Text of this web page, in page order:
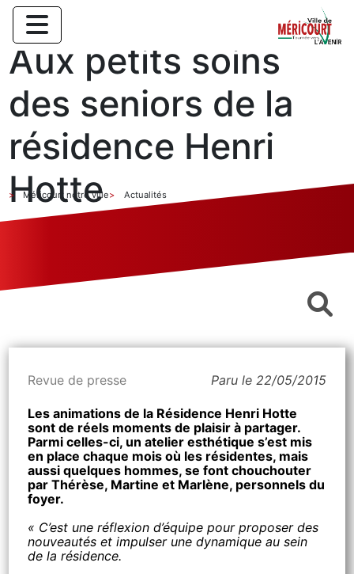
Aux petits soins
des seniors de la
résidence Henri
Hotte
Méricourt notre ville Actualités
Revue de presse Paru le 22/05/2015
Les animations de la Résidence Henri Hotte
sont de réels moments de plaisir à partager.
Parmi celles-ci, un atelier esthétique s’est mis
en place chaque mois où les résidentes, mais
aussi quelques hommes, se font chouchouter
par Thérèse, Martine et Marlène, personnels du
foyer.
« C’est une réflexion d’équipe pour proposer des
nouveautés et impulser une dynamique au sein
de la résidence.